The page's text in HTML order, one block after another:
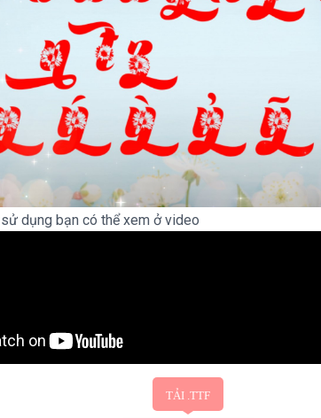
dụng bạn có thể xem ở video